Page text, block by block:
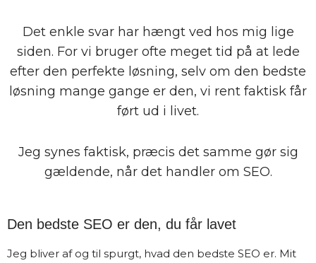
Det enkle svar har hængt ved hos mig lige
siden. For vi bruger ofte meget tid på at lede
efter den perfekte løsning, selv om den bedste
løsning mange gange er den, vi rent faktisk får
ført ud i livet.
Jeg synes faktisk, præcis det samme gør sig
gældende, når det handler om SEO.
Den bedste SEO er den, du får lavet
Jeg bliver af og til spurgt, hvad den bedste SEO er. Mit